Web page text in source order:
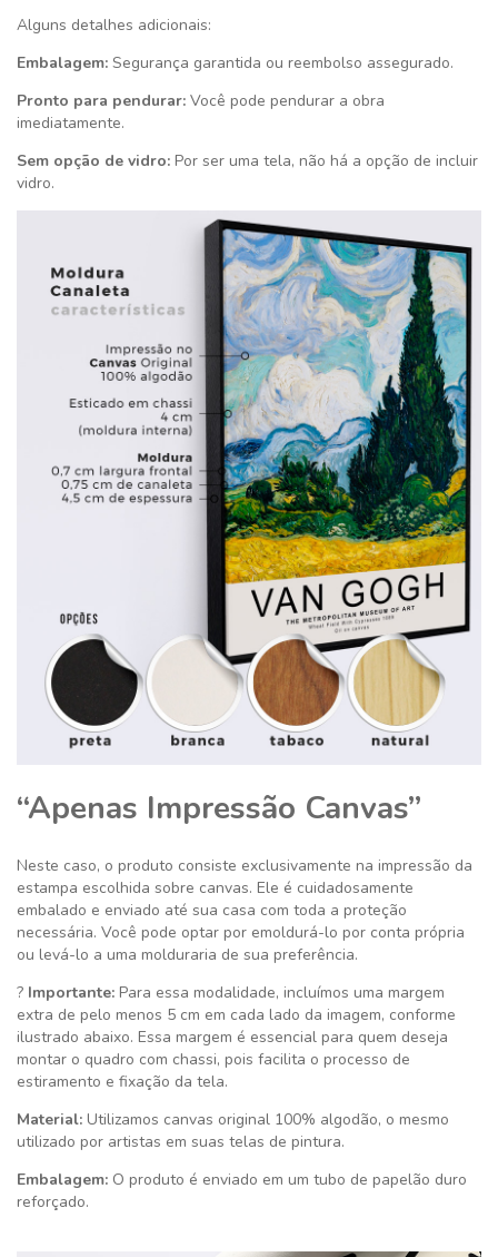
Alguns detalhes adicionais:
Embalagem: Segurança garantida ou reembolso assegurado.
Pronto para pendurar: Você pode pendurar a obra
imediatamente.
Sem opção de vidro: Por ser uma tela, não há a opção de incluir
vidro.
“Apenas Impressão Canvas”
Neste caso, o produto consiste exclusivamente na impressão da
estampa escolhida sobre canvas. Ele é cuidadosamente
embalado e enviado até sua casa com toda a proteção
necessária. Você pode optar por emoldurá-lo por conta própria
ou levá-lo a uma molduraria de sua preferência.
? Importante: Para essa modalidade, incluímos uma margem
extra de pelo menos 5 cm em cada lado da imagem, conforme
ilustrado abaixo. Essa margem é essencial para quem deseja
montar o quadro com chassi, pois facilita o processo de
estiramento e fixação da tela.
Material: Utilizamos canvas original 100% algodão, o mesmo
utilizado por artistas em suas telas de pintura.
Embalagem: O produto é enviado em um tubo de papelão duro
reforçado.